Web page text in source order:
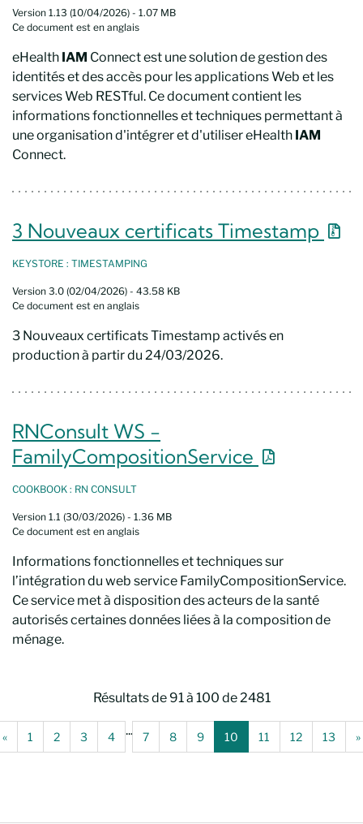
Version 1.13 (10/04/2026) - 1.07 MB
Ce document est en anglais
eHealth IAM Connect est une solution de gestion des
identités et des accès pour les applications Web et les
services Web RESTful. Ce document contient les
informations fonctionnelles et techniques permettant à
une organisation d'intégrer et d'utiliser eHealth IAM
Connect.
3 Nouveaux certificats Timestamp
KEYSTORE : TIMESTAMPING
Version 3.0 (02/04/2026) - 43.58 KB
Ce document est en anglais
3 Nouveaux certificats Timestamp activés en
production à partir du 24/03/2026.
RNConsult WS -
FamilyCompositionService Nouvelle
COOKBOOK : RN CONSULT
Version 1.1 (30/03/2026) - 1.36 MB
Ce document est en anglais
Informations fonctionnelles et techniques sur
l’intégration du web service FamilyCompositionService.
Ce service met à disposition des acteurs de la santé
autorisés certaines données liées à la composition de
ménage.
Résultats de 91 à 100 de 2481
«(Page de recherche précédente)
1 2 3 4 ... 7 8 9 10 (Page actuelle)
11 12 13 »